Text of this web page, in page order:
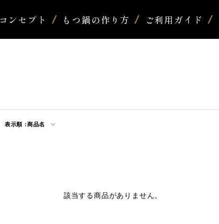
コンセプト もつ鍋の作り方 ご利用ガイド
表示順 :商品名
該当する商品がありません。